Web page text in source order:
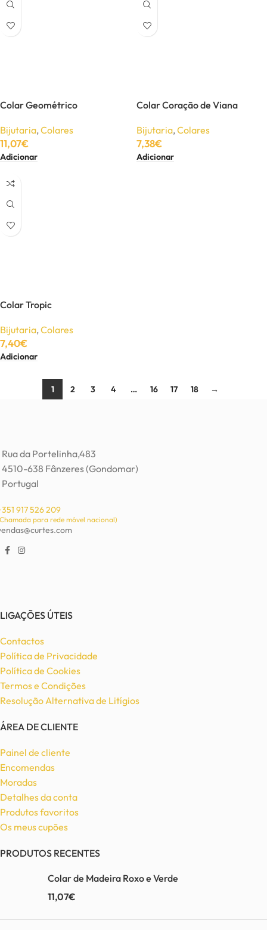
Colar Geométrico
Bijutaria, Colares
11,07€
Adicionar
Colar Coração de Viana
Bijutaria, Colares
7,38€
Adicionar
Colar Tropic
Bijutaria, Colares
7,40€
Adicionar
1 2 3 4 … 16 17 18 →
Rua da Portelinha,483
4510-638 Fânzeres (Gondomar)
Portugal
917 526 209
para rede móvel nacional)
LIGAÇÕES ÚTEIS
Contactos
Política de Privacidade
Política de Cookies
Termos e Condições
Resolução Alternativa de Litígios
ÁREA DE CLIENTE
Painel de cliente
Encomendas
Moradas
Detalhes da conta
Produtos favoritos
Os meus cupões
PRODUTOS RECENTES
Colar de Madeira Roxo e Verde
11,07€